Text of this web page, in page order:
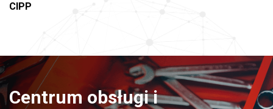
CIPP
Centrum obsługi i